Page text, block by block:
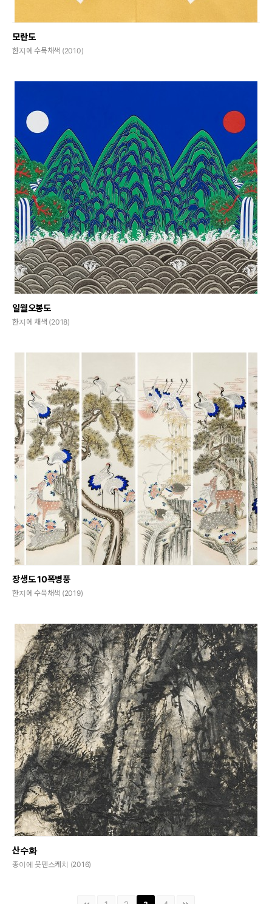
모란도
한지에 수묵채색 (2010)
일월오봉도
한지에 채색 (2018)
장생도 10폭병풍
한지에 수묵채색 (2019)
산수화
종이에 붓펜스케치 (2016)